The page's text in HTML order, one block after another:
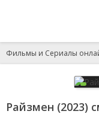
Фильмы и Сериалы
Райзмен (2023)